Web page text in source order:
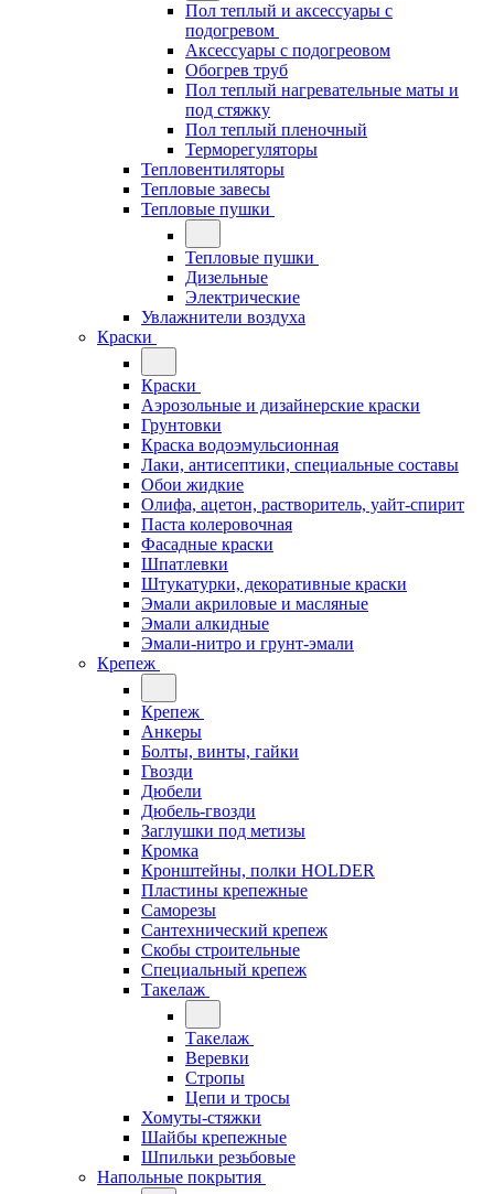
Пол теплый и аксессуары с
подогревом
Аксессуары с подогреовом
Обогрев труб
Пол теплый нагревательные маты и
под стяжку
Пол теплый пленочный
Терморегуляторы
Тепловентиляторы
Тепловые завесы
Тепловые пушки
Тепловые пушки
Дизельные
Электрические
Увлажнители воздуха
Краски
Краски
Аэрозольные и дизайнерские краски
Грунтовки
Краска водоэмульсионная
Лаки, антисептики, специальные составы
Обои жидкие
Олифа, ацетон, растворитель, уайт-спирит
Паста колеровочная
Фасадные краски
Шпатлевки
Штукатурки, декоративные краски
Эмали акриловые и масляные
Эмали алкидные
Эмали-нитро и грунт-эмали
Крепеж
Крепеж
Анкеры
Болты, винты, гайки
Гвозди
Дюбели
Дюбель-гвозди
Заглушки под метизы
Кромка
Кронштейны, полки НОLDER
Пластины крепежные
Саморезы
Сантехнический крепеж
Скобы строительные
Специальный крепеж
Такелаж
Такелаж
Веревки
Стропы
Цепи и тросы
Хомуты-стяжки
Шайбы крепежные
Шпильки резьбовые
Напольные покрытия